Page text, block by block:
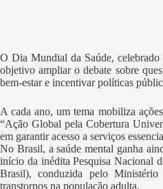
O Dia Mundial da Saúde,
objetivo ampliar o debate sobre
bem-estar e incentivar políticas
A cada ano, um tema mobiliza
“Ação Global pela Cobertura
em garantir acesso a serviços
No Brasil, a saúde mental ganha
início da inédita Pesquisa Nacional
Brasil), conduzida pelo Ministério
transtornos na população adulta.